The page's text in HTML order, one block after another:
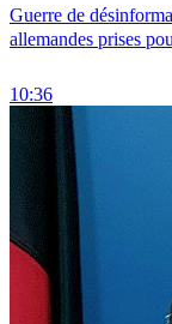
Guerre de
allemandes prises
10:36